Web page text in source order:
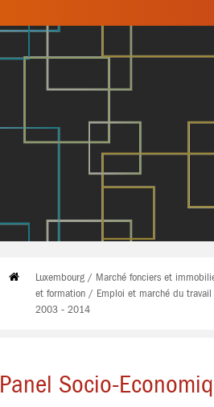
Luxembourg / Marché fonciers et
et formation / Emploi et marché du
2003 - 2014
Panel Socio-